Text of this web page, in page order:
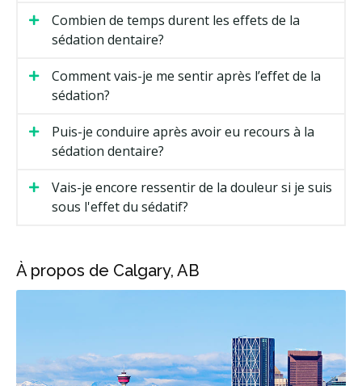
Combien de temps durent les effets de la
sédation dentaire?
Comment vais-je me sentir après l’effet de la
sédation?
Puis-je conduire après avoir eu recours à la
sédation dentaire?
Vais-je encore ressentir de la douleur si je suis
sous l'effet du sédatif?
À propos de Calgary, AB